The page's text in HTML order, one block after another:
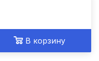
В корзину